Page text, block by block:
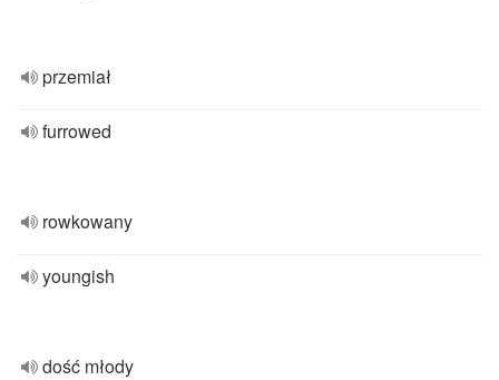
przemiał
furrowed
rowkowany
youngish
dość młody